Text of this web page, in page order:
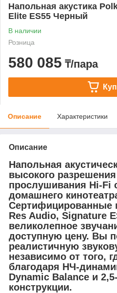
Напольная акустика
Elite ES55 Черный
В наличии
Розница
580 085 ₸/пара
Описание Характеристики
Описание
Напольная
высокого
прослушивания Hi-Fi
домашнего
Сертифицированные
Res Audio, Signature
великолепное
доступную цену. Вы
реалистичную
независимо от того,
благодаря НЧ-
Dynamic Balance и
конструкции.